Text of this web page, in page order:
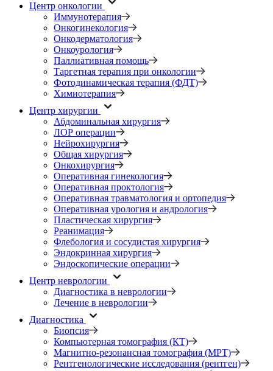
Центр онкологии
Иммунотерапия
Онкогинекология
Онкодерматология
Онкоурология
Паллиативная помощь
Таргетная терапия при онкологии
Фотодинамическая терапия (ФДТ)
Химиотерапия
Центр хирургии
Абдоминальная хирургия
ЛОР операции
Нейрохирургия
Общая хирургия
Онкохирургия
Оперативная гинекология
Оперативная проктология
Оперативная травматология и ортопедия
Оперативная урология и андрология
Пластическая хирургия
Реанимация
Флебология и сосудистая хирургия
Эндокринная хирургия
Эндоскопические операции
Центр неврологии
Диагностика в неврологии
Лечение в неврологии
Диагностика
Биопсия
Компьютерная томография (КТ)
Магнитно-резонансная томография (МРТ)
Рентгенологические исследования (рентген)